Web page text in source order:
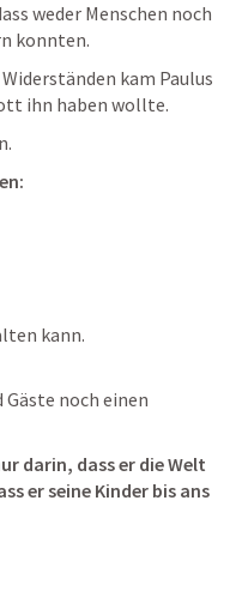
weder Menschen noch
konnten.
kam Paulus
kann.
noch einen
darin, dass er die Welt
er seine Kinder bis ans